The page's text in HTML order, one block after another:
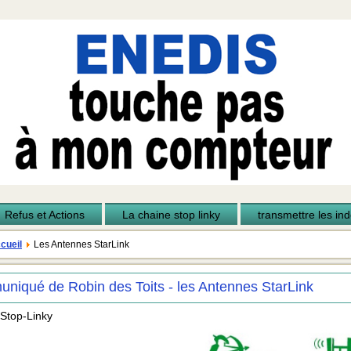
Refus et Actions La chaine stop linky transmettre les
Les Antennes StarLink
de Robin des Toits - les Antennes StarLink
Linky